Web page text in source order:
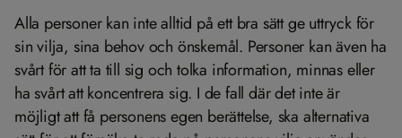
Alla personer kan inte alltid på ett bra sätt ge uttryck för
sin vilja, sina behov och önskemål. Personer kan även ha
svårt för att ta till sig och tolka information, minnas eller
ha svårt att koncentrera sig. I de fall där det inte är
möjligt att få personens egen berättelse, ska alternativa